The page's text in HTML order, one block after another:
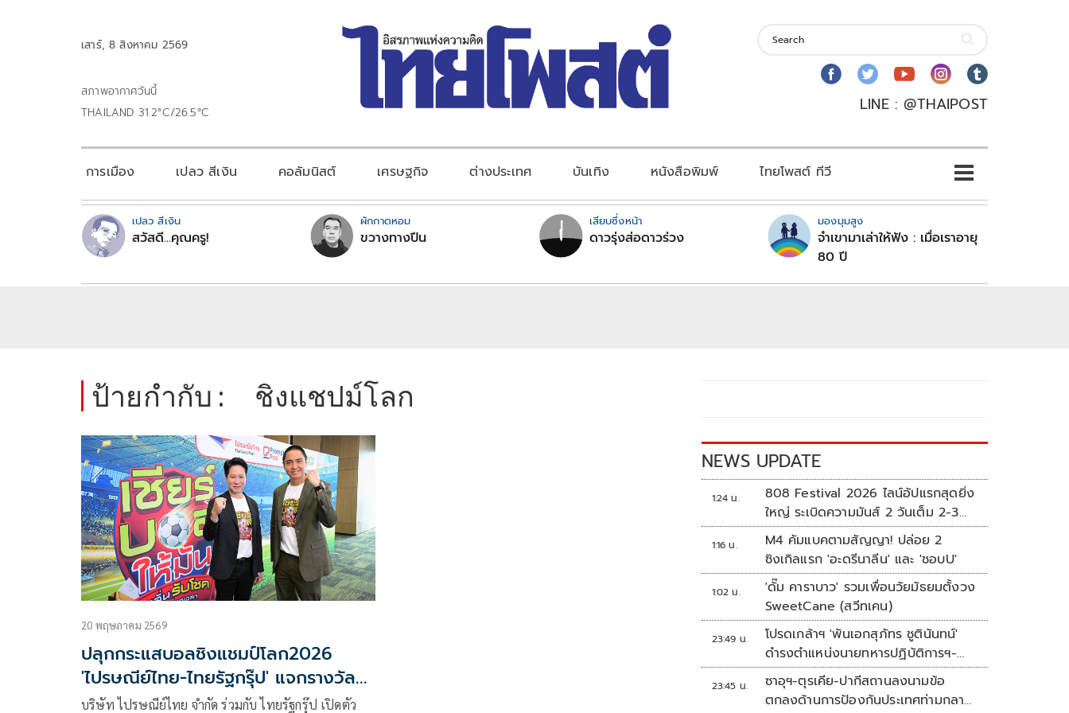
เสาร์, 8 สิงหาคม 2569
สภาพอากาศวันนี้
THAILAND 31.2°C/26.5°C
LINE : @THAIPOST
การเมือง เปลว สีเงิน คอลัมนิสต์ เศรษฐกิจ ต่างประเทศ บันเทิง หนังสือพิมพ์ ไทยโพสต์ ทีวี
เปลว สีเงิน
สวัสดี...คุณครู!
ผักกาดหอม
ขวางทางปืน
เสียบซึ่งหน้า
ดาวรุ่งส่อดาวร่วง
มองมุมสูง
จำเขามาเล่าให้ฟัง : เมื่อเราอายุ
80 ปี
ป้ายกำกับ : ชิงแชปม์โลก
20 พฤษภาคม 2569
ปลุกกระแสบอลชิงแชมป์โลก2026
'ไปรษณีย์ไทย-ไทยรัฐกรุ๊ป' แจกรางวัล
กว่า12ล้าน
บริษัท ไปรษณีย์ไทย จำกัด ร่วมกับ ไทยรัฐกรุ๊ป เปิดตัว
NEWS UPDATE
1:24 น.
808 Festival 2026 ไลน์อัปแรกสุดยิ่ง
ใหญ่ ระเบิดความมันส์ 2 วันเต็ม 2-3
ต.ค.นี้
1:16 น.
M4 คัมแบคตามสัญญา! ปล่อย 2
ซิงเกิลแรก 'อะดรีนาลีน' และ 'ชอบU'
1:02 น.
'ดั๊ม คาราบาว' รวมเพื่อนวัยมัธยมตั้งวง
SweetCane (สวีทเคน)
23:49 น.
โปรดเกล้าฯ 'พันเอกสุภัทร ชูตินันทน์'
ดำรงตำแหน่งนายทหารปฏิบัติการฯ-
พระราชทานยศ 'พลตรี'
23:45 น.
ซาอุฯ-ตุรเคีย-ปากีสถานลงนามข้อ
ตกลงด้านการป้องกันประเทศท่ามกลาง